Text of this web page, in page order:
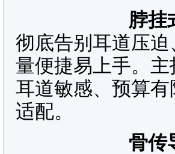
脖挂
彻底告别耳道压
量便捷易上手。
耳道敏感、预算
适配。
骨传